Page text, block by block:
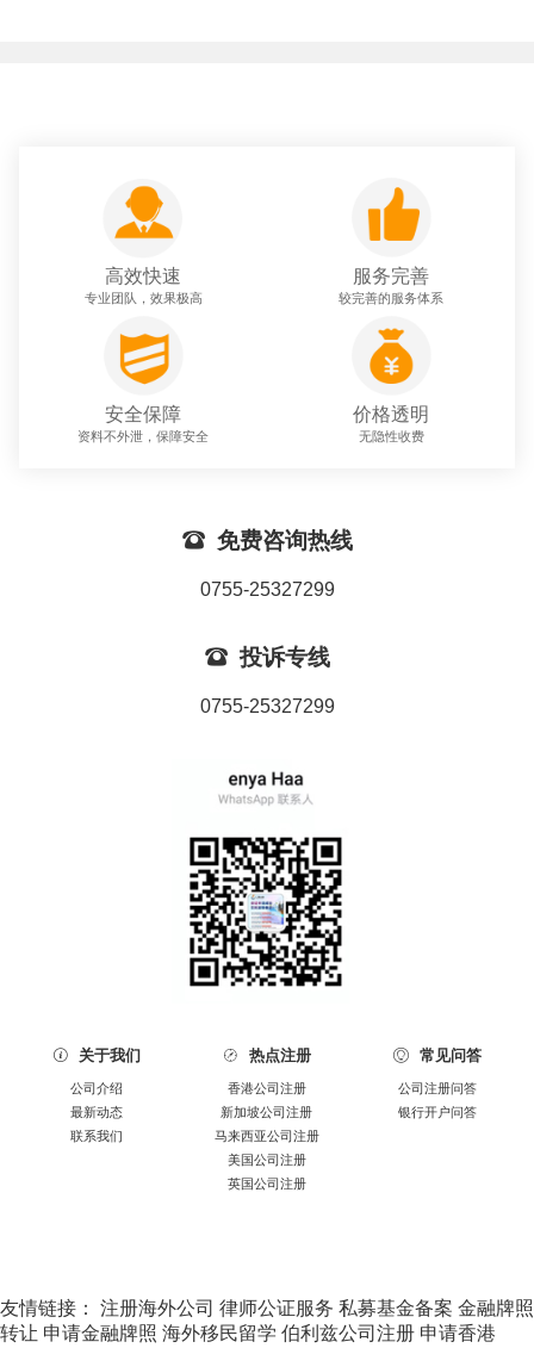
高效快速
专业团队，效果极高
服务完善
较完善的服务体系
安全保障
资料不外泄，保障安全
价格透明
无隐性收费
 免费咨询热线
0755-25327299
 投诉专线
0755-25327299
 关于我们
公司介绍
最新动态
联系我们
 热点注册
香港公司注册
新加坡公司注册
马来西亚公司注册
美国公司注册
英国公司注册
 常见问答
公司注册问答
银行开户问答
友情链接： 注册海外公司 律师公证服务 私募基金备案 金融牌照
转让 申请金融牌照 海外移民留学 伯利兹公司注册 申请香港